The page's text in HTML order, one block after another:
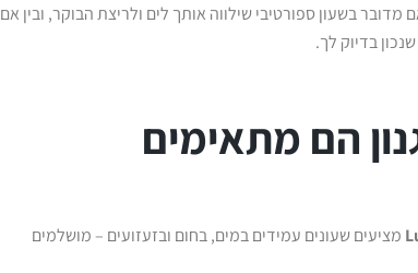
בשעון ספורטיבי שילווה אותך לים ולריצת הבוקר, ובין אם
בדיוק לך.
הם מתאימים
מציעים שעונים עמידים במים, בחום ובזעזועים – מושלמים